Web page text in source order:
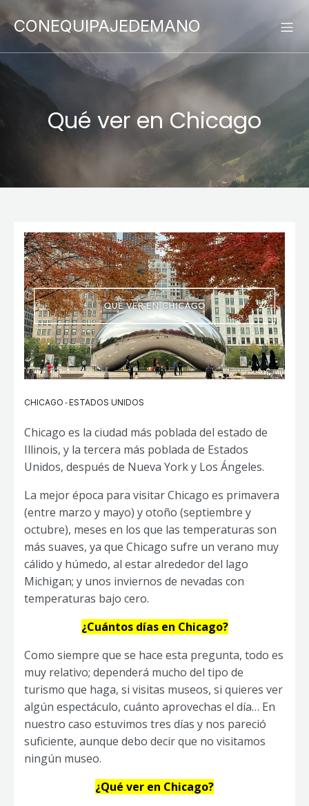
CONEQUIPAJEDEMANO
Qué ver en Chicago
CHICAGO -ESTADOS UNIDOS
Chicago es la ciudad más poblada del estado de
Illinois, y la tercera más poblada de Estados
Unidos, después de Nueva York y Los Ángeles.
La mejor época para visitar Chicago es primavera
(entre marzo y mayo) y otoño (septiembre y
octubre), meses en los que las temperaturas son
más suaves, ya que Chicago sufre un verano muy
cálido y húmedo, al estar alrededor del lago
Michigan; y unos inviernos de nevadas con
temperaturas bajo cero.
¿Cuántos días en Chicago?
Como siempre que se hace esta pregunta, todo es
muy relativo; dependerá mucho del tipo de
turismo que haga, si visitas museos, si quieres ver
algún espectáculo, cuánto aprovechas el día… En
nuestro caso estuvimos tres días y nos pareció
suficiente, aunque debo decir que no visitamos
ningún museo.
¿Qué ver en Chicago?